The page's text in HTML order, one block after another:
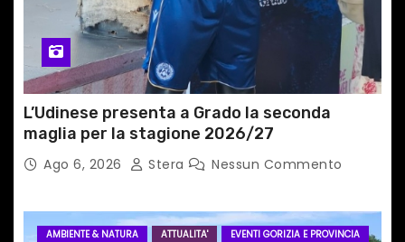
i
L’Udinese presenta a Grado la seconda
maglia per la stagione 2026/27
Ago 6, 2026 Stera Nessun Commento
AMBIENTE & NATURA ATTUALITA' EVENTI GORIZIA E PROVINCIA